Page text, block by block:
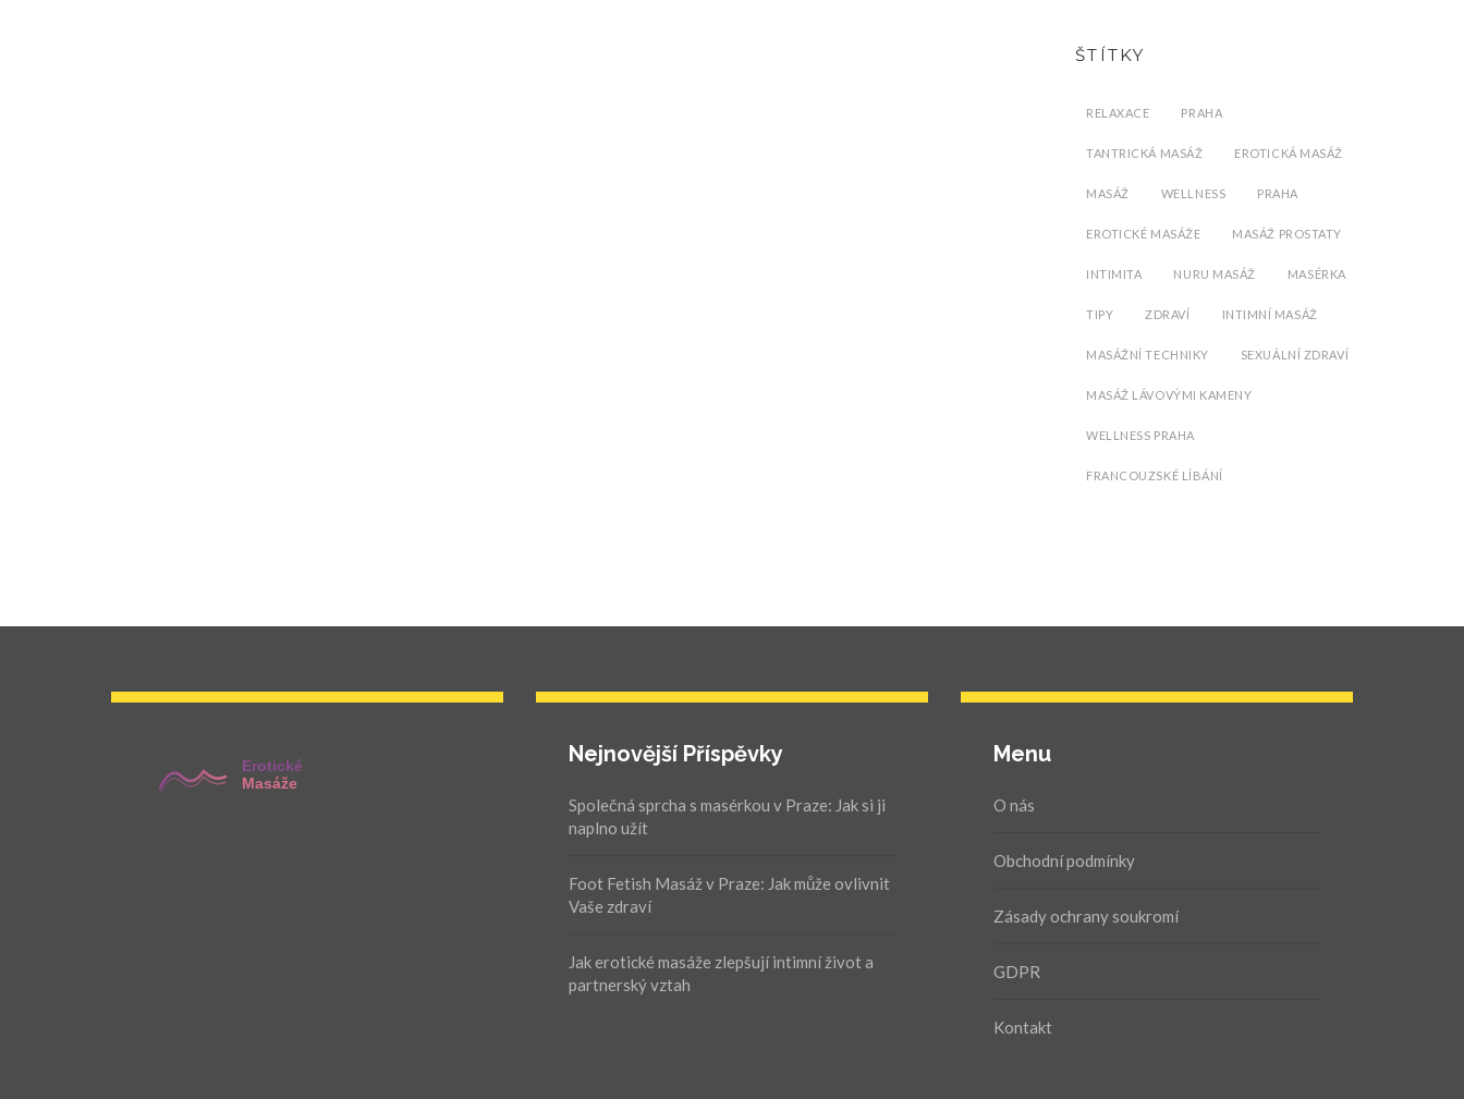
ŠTÍTKY
RELAXACE PRAHA
TANTRICKÁ MASÁŽ EROTICKÁ MASÁŽ
MASÁŽ WELLNESS PRAHA
EROTICKÉ MASÁŽE MASÁŽ PROSTATY
INTIMITA NURU MASÁŽ MASÉRKA
TIPY ZDRAVÍ INTIMNÍ MASÁŽ
MASÁŽNÍ TECHNIKY SEXUÁLNÍ ZDRAVÍ
MASÁŽ LÁVOVÝMI KAMENY
WELLNESS PRAHA
FRANCOUZSKÉ LÍBÁNÍ
Nejnovější Příspěvky
Společná sprcha s masérkou v Praze: Jak si ji
naplno užít
Foot Fetish Masáž v Praze: Jak může ovlivnit
Vaše zdraví
Jak erotické masáže zlepšují intimní život a
partnerský vztah
Menu
O nás
Obchodní podmínky
Zásady ochrany soukromí
GDPR
Kontakt